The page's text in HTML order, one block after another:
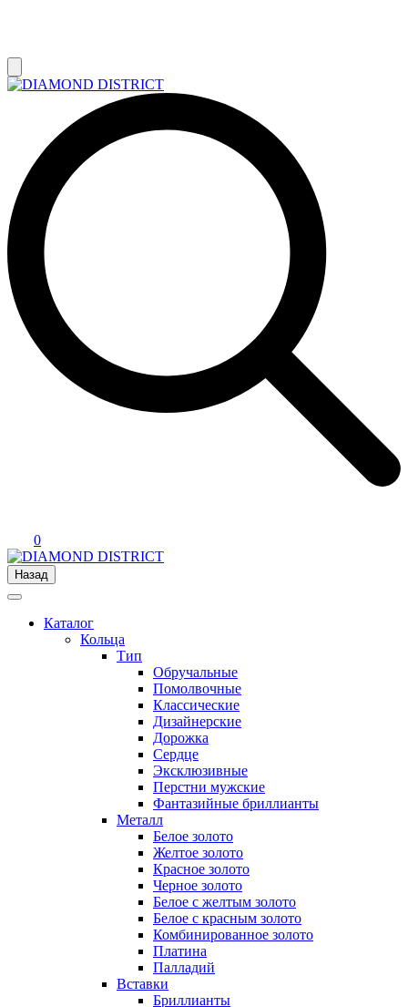
0
Назад
Каталог
Кольца
Тип
Обручальные
Помолвочные
Классические
Дизайнерские
Дорожка
Сердце
Эксклюзивные
Перстни мужские
Фантазийные бриллианты
Металл
Белое золото
Желтое золото
Красное золото
Черное золото
Белое с желтым золото
Белое с красным золото
Комбинированное золото
Платина
Палладий
Вставки
Бриллианты